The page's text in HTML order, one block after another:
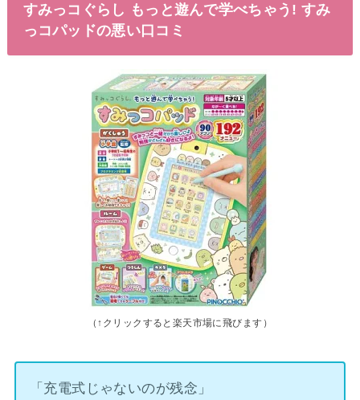
すみっコぐらし もっと遊んで学べちゃう! すみ
っコパッドの悪い口コミ
（↑クリックすると楽天市場に飛びます）
「充電式じゃないのが残念」